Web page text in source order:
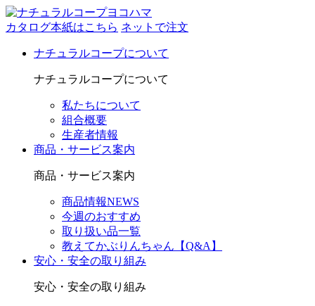
カタログ本紙はこちら ネットで注文
ナチュラルコープについて
ナチュラルコープについて
私たちについて
組合概要
生産者情報
商品・サービス案内
商品・サービス案内
商品情報NEWS
今週のおすすめ
取り扱い品一覧
教えてかぶりんちゃん【Q&A】
安心・安全の取り組み
安心・安全の取り組み